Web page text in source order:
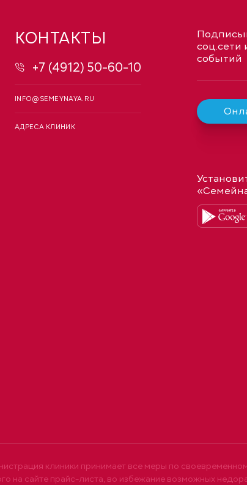
КОНТАКТЫ
+7 (4912) 50-60-10
INFO@SEMEYNAYA.RU
АДРЕСА КЛИНИК
соц.сети
событий
клиники принимает все меры по
на сайте прайс-листа, во избежание возможных